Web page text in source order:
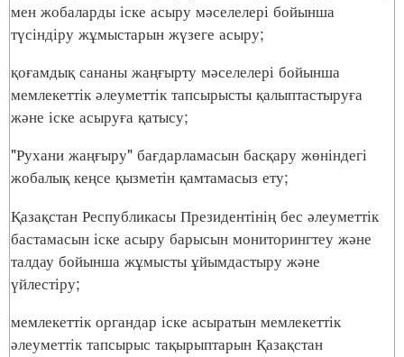
мен жобаларды іске асыру мәселелері бойынша
түсіндіру жұмыстарын жүзеге асыру;
қоғамдық сананы жаңғырту мәселелері бойынша
мемлекеттік әлеуметтік тапсырысты қалыптастыруға
және іске асыруға қатысу;
"Рухани жаңғыру" бағдарламасын басқару жөніндегі
жобалық кеңсе қызметін қамтамасыз ету;
Қазақстан Республикасы Президентінің бес әлеуметтік
бастамасын іске асыру барысын мониторингтеу және
талдау бойынша жұмысты ұйымдастыру және
үйлестіру;
мемлекеттік органдар іске асыратын мемлекеттік
әлеуметтік тапсырыс тақырыптарын Қазақстан